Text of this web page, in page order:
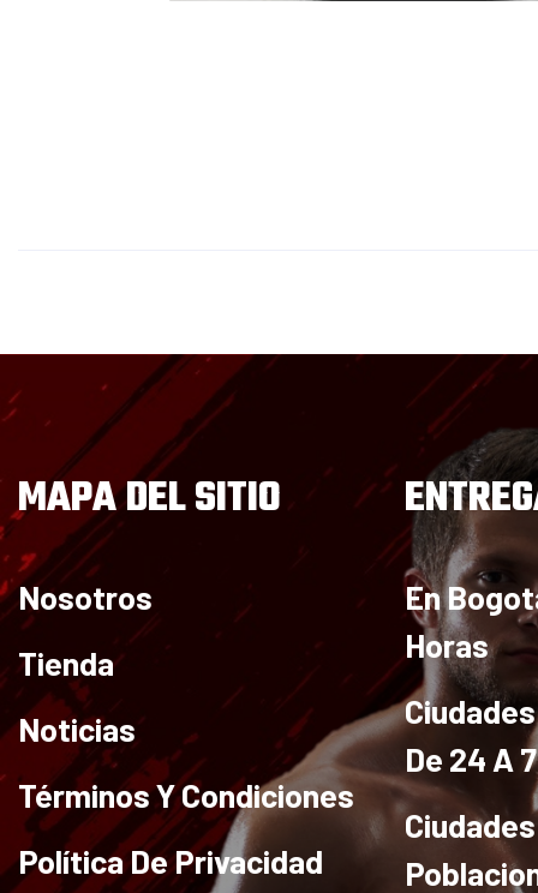
MAPA DEL SITIO
Nosotros
Tienda
Noticias
Términos Y Condiciones
Política De Privacidad
En
Horas
De 24 A